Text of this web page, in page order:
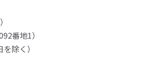
番地1）
除く）